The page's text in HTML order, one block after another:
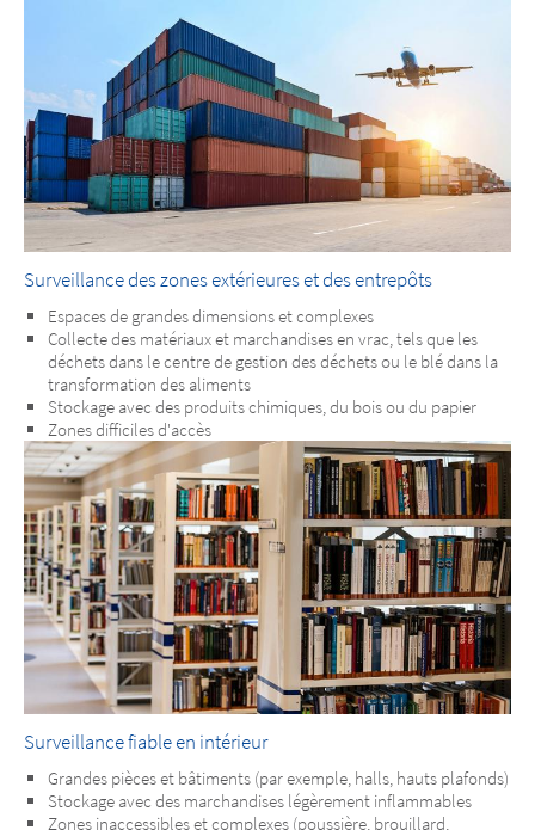
Surveillance des zones extérieures et des entrepôts
Espaces de grandes dimensions et complexes
Collecte des matériaux et marchandises en vrac, tels que les
déchets dans le centre de gestion des déchets ou le blé dans la
transformation des aliments
Stockage avec des produits chimiques, du bois ou du papier
Zones difficiles d'accès
Surveillance fiable en intérieur
Grandes pièces et bâtiments (par exemple, halls, hauts plafonds)
Stockage avec des marchandises légèrement inflammables
Zones inaccessibles et complexes (poussière, brouillard,